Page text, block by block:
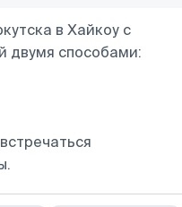
в Хайкоу с
двумя способами: